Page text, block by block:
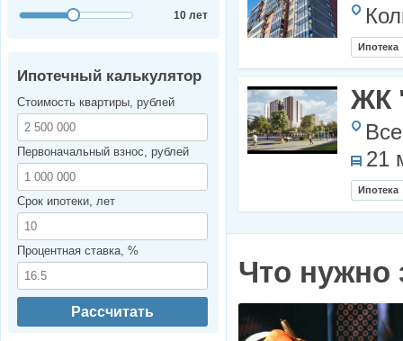
Ипотека
ЖК
21
Ипотека
Что нужно
10 лет
Ипотечный калькулятор
Стоимость квартиры, рублей
Первоначальный взнос, рублей
Срок ипотеки, лет
Процентная ставка, %
Рассчитать